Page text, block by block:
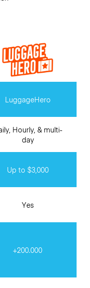
LuggageHero
Hourly, & multi-
day
Up to $3,000
Yes
+200.000